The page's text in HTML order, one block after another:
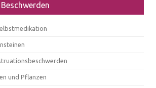
und Pflanzen